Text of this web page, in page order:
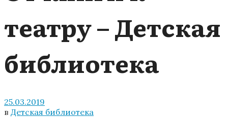
театру – Детская
библиотека
25.03.2019
в Детская библиотека